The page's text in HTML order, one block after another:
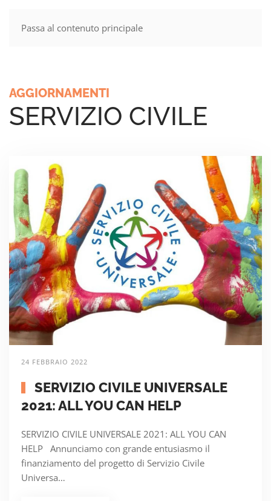
Passa al contenuto principale
MENU
AGGIORNAMENTI
SERVIZIO CIVILE
24 FEBBRAIO 2022
SERVIZIO CIVILE UNIVERSALE
2021: ALL YOU CAN HELP
SERVIZIO CIVILE UNIVERSALE 2021: ALL YOU CAN
HELP Annunciamo con grande entusiasmo il
finanziamento del progetto di Servizio Civile
Universa…